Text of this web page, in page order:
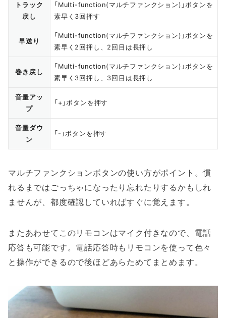
トラック
戻し
「Multi-function(マルチファンクション)」ボタンを
素早く3回押す
早送り
「Multi-function(マルチファンクション)」ボタンを
素早く2回押し、2回目は長押し
巻き戻し
「Multi-function(マルチファンクション)」ボタンを
素早く3回押し、3回目は長押し
音量アッ
プ
「+」ボタンを押す
音量ダウ
ン
「-」ボタンを押す
マルチファンクションボタンの使い方がポイント。慣
れるまではごっちゃになったり忘れたりするかもしれ
ませんが、都度確認していればすぐに覚えます。
またあわせてこのリモコンはマイク付きなので、電話
応答も可能です。電話応答時もリモコンを使って色々
と操作ができるので後ほどあらためてまとめます。